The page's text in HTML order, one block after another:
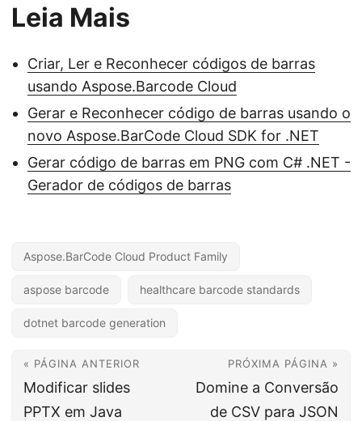
Leia Mais
Criar, Ler e Reconhecer códigos de barras
usando Aspose.Barcode Cloud
Gerar e Reconhecer código de barras usando o
novo Aspose.BarCode Cloud SDK for .NET
Gerar código de barras em PNG com C# .NET -
Gerador de códigos de barras
Aspose.BarCode Cloud Product Family
aspose barcode healthcare barcode standards
dotnet barcode generation
« PÁGINA ANTERIOR
Modificar slides
PPTX em Java
PRÓXIMA PÁGINA »
Domine a Conversão
de CSV para JSON